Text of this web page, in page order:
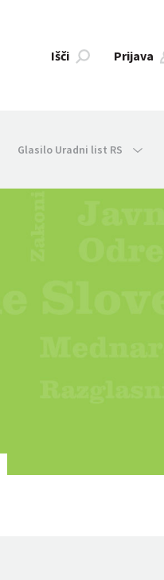
Išči Prijava
Glasilo Uradni list RS